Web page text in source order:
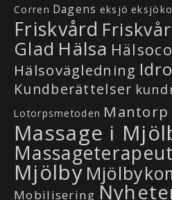
Corren Dagens eksjö
Friskvård
Glad Hälsa
Hälsovägledning
Kundberättelser
Lotorpsmetoden Mantorp
Massage i
Massageterapeut
Mjölby
Mobilisering